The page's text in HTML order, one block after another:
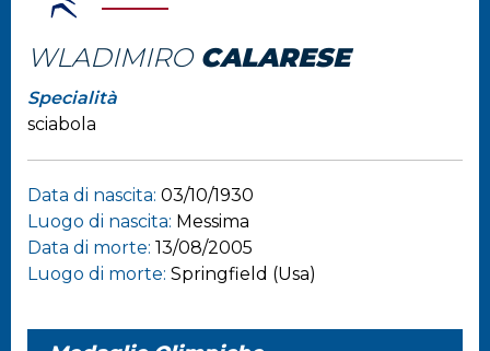
WLADIMIRO CALARESE
Specialità
sciabola
Data di nascita: 03/10/1930
Luogo di nascita: Messima
Data di morte: 13/08/2005
Luogo di morte: Springfield (Usa)